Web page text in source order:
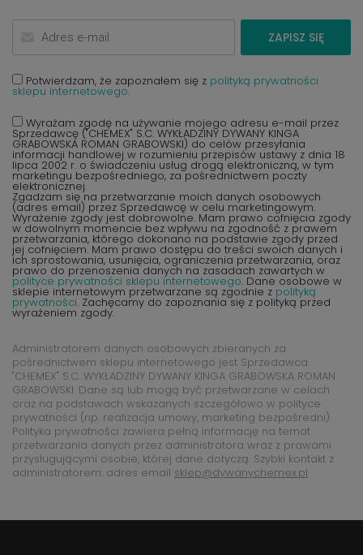
ZAPISZ SIĘ
Potwierdzam, że zapoznałem się z polityką prywatności
sklepu internetowego.
Wyrażam zgodę na używanie mojego adresu e-mail przez
Sprzedawcę ("CHEMEX" S.C. WYKŁADZINY DYWANY KINGA
GRABOWSKA ROMAN GRABOWSKI) do celów przesyłania
informacji handlowej w rozumieniu przepisów ustawy z dnia 18
lipca 2002 r. o świadczeniu usług drogą elektroniczną, w tym
marketingu bezpośredniego, za pośrednictwem poczty
elektronicznej.
Zgadzam się na przetwarzanie moich danych osobowych
(adres email) przez Sprzedawcę w celu marketingowym.
Wyrażenie zgody jest dobrowolne. Mam prawo cofnięcia zgody
w dowolnym momencie bez wpływu na zgodność z prawem
przetwarzania, którego dokonano na podstawie zgody przed
jej cofnięciem. Mam prawo dostępu do treści swoich danych i
ich sprostowania, usunięcia, ograniczenia przetwarzania, oraz
prawo do przenoszenia danych na zasadach zawartych w
polityce prywatności sklepu internetowego. Dane osobowe w
sklepie internetowym przetwarzane są zgodnie z polityką
prywatności. Zachęcamy do zapoznania się z polityką przed
wyrażeniem zgody.
Administratorem danych osobowych zbieranych za
pośrednictwem sklepu internetowego jest Sprzedawca
"CHEMEX" S.C. WYKŁADZINY DYWANY KINGA GRABOWSKA ROMAN
GRABOWSKI. Dane są lub mogą być przetwarzane w celach
oraz na podstawach wskazanych szczegółowo w polityce
prywatności (np. realizacja umowy, marketing bezpośredni).
Polityka prywatności zawiera pełną informację na temat
przetwarzania danych przez administratora wraz z prawami
przysługującymi osobie, której dane dotyczą. Szybki kontakt z
administratorem: adres email sklep@dywanychemex.pl